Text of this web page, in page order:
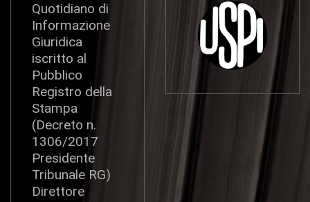
Quotidiano di
Informazione
Giuridica
iscritto al
Pubblico
Registro della
Stampa
(Decreto n.
1306/2017
Presidente
Tribunale RG)
Direttore